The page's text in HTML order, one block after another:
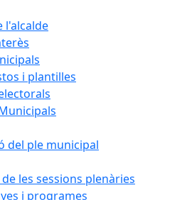
l'alcalde
i plantilles
del ple municipal
les sessions plenàries
i programes